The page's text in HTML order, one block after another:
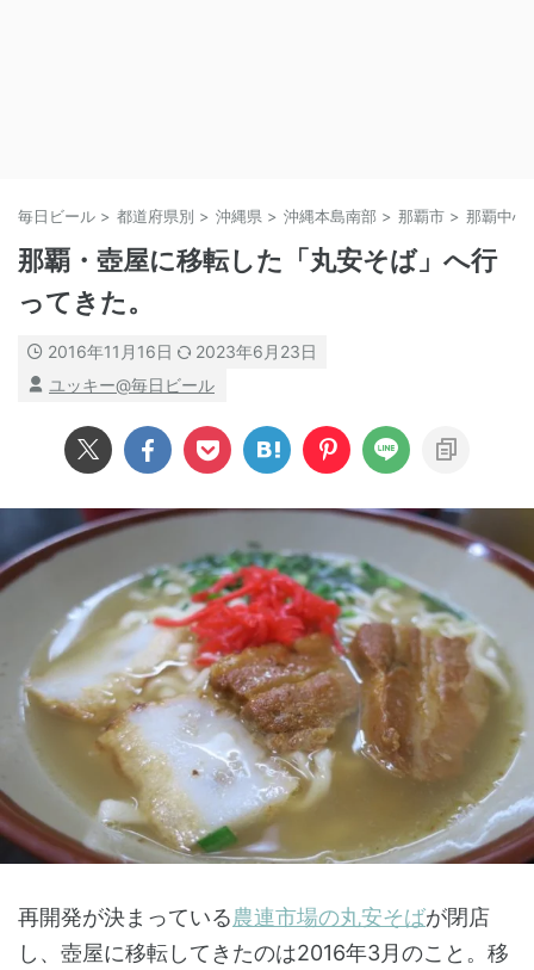
毎日ビール > 都道府県別 > 沖縄県 > 沖縄本島南部 > 那覇市 > 那覇中心
那覇・壺屋に移転した「丸安そば」へ行
ってきた。
2016年11月16日
2023年6月23日
ユッキー@毎日ビール
再開発が決まっている農連市場の丸安そばが閉店
し、壺屋に移転してきたのは2016年3月のこと。移